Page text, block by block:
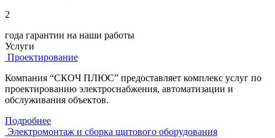
2
года гарантии на наши работы
Услуги
Проектирование
Компания “СКОЧ ПЛЮС” предоставляет комплекс услуг по
проектированию электроснабжения, автоматизации и
обслуживания объектов.
Подробнее
Электромонтаж и сборка щитового оборудования